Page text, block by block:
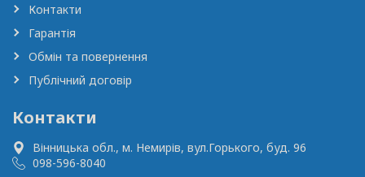
Контакти
Гарантія
Обмін та повернення
Публічний договір
Контакти
Вінницька обл., м. Немирів, вул.Горького, буд. 96
098-596-8040